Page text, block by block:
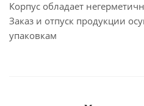
Корпус обладает
Заказ и отпуск продукции
упаковкам